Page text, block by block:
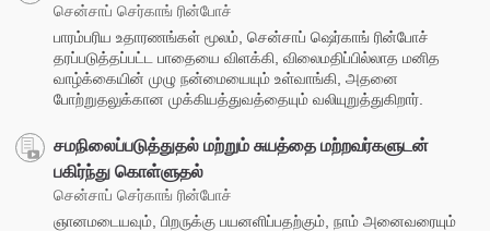
சென்சாப் செர்காங் ரின்போச்
பாரம்பரிய உதாரணங்கள் மூலம், சென்சாப் ஷெர்காங் ரின்போச்
தரப்படுத்தப்பட்ட பாதையை விளக்கி, விலைமதிப்பில்லாத மனித
வாழ்க்கையின் முழு நன்மையையும் உள்வாங்கி, அதனை
போற்றுதலுக்கான முக்கியத்துவத்தையும் வலியுறுத்துகிறார்.
சமநிலைப்படுத்துதல் மற்றும் சுயத்தை மற்றவர்களுடன்
பகிர்ந்து கொள்ளுதல்
சென்சாப் செர்காங் ரின்போச்
ஞானமடையவும், பிறருக்கு பயனளிப்பதற்கும், நாம் அனைவரையும்